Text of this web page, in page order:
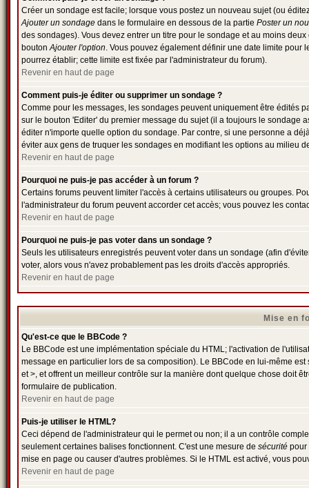
Créer un sondage est facile; lorsque vous postez un nouveau sujet (ou
Ajouter un sondage dans le formulaire en dessous de la partie Poster un
des sondages). Vous devez entrer un titre pour le sondage et au moins
boutonAjouter l'option. Vous pouvez également définir une date limite pour
pourrez établir; cette limite est fixée par l'administrateur du forum).
Revenir en haut de page
Comment puis-je éditer ou supprimer un sondage ?
Comme pour les messages, les sondages peuvent uniquement être édités
sur le bouton 'Editer' du premier message du sujet (il a toujours le
éditer n'importe quelle option du sondage. Par contre, si une personne a
éviter aux gens de truquer les sondages en modifiant les options au milieu
Revenir en haut de page
Pourquoi ne puis-je pas accéder à un forum ?
Certains forums peuvent limiter l'accès à certains utilisateurs ou groupes.
l'administrateur du forum peuvent accorder cet accès; vous pouvez les
Revenir en haut de page
Pourquoi ne puis-je pas voter dans un sondage ?
Seuls les utilisateurs enregistrés peuvent voter dans un sondage (afin
voter, alors vous n'avez probablement pas les droits d'accès appropriés.
Revenir en haut de page
Mise en
Qu'est-ce que le BBCode ?
Le BBCode est une implémentation spéciale du HTML; l'activation de
message en particulier lors de sa composition). Le BBCode en lui-même
et >, et offrent un meilleur contrôle sur la manière dont quelque chose doit
formulaire de publication.
Revenir en haut de page
Puis-je utiliser le HTML?
Ceci dépend de l'administrateur qui le permet ou non; il a un contrôle
seulement certaines balises fonctionnent. C'est une mesure de sécurité pour
mise en page ou causer d'autres problèmes. Si le HTML est activé, vous
Revenir en haut de page